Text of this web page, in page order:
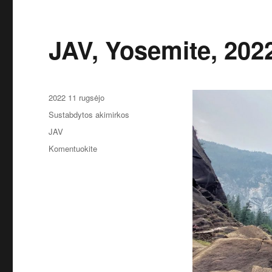
JAV, Yosemite,
Paskelbta
2022 11 rugsėjo
Kategorijos
Sustabdytos akimirkos
Žymos
JAV
Komentuokiteįrašą